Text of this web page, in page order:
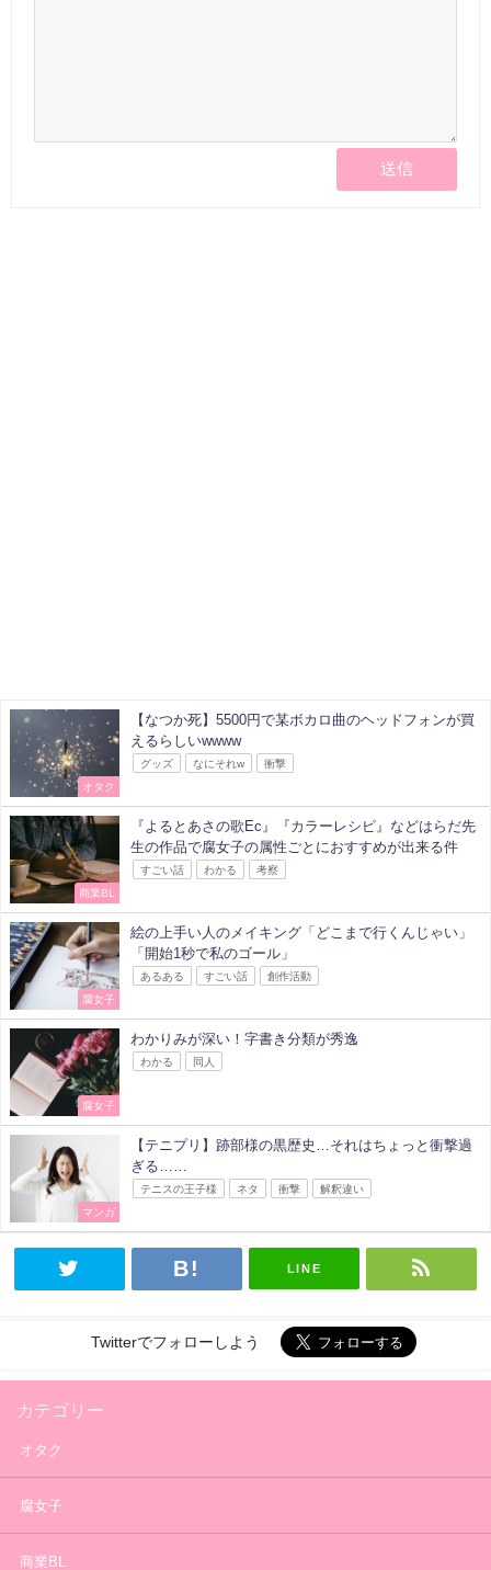
オタク
【なつか死】5500円で某ボカロ曲のヘッドフォンが買
えるらしいwwww
グッズ なにそれw 衝撃
商業BL
『よるとあさの歌Ec』『カラーレシピ』などはらだ先
生の作品で腐女子の属性ごとにおすすめが出来る件
すごい話 わかる 考察
腐女子
絵の上手い人のメイキング「どこまで行くんじゃい」
「開始1秒で私のゴール」
あるある すごい話 創作活動
腐女子
わかりみが深い！字書き分類が秀逸
わかる 同人
マンガ
【テニプリ】跡部様の黒歴史…それはちょっと衝撃過
ぎる……
テニスの王子様 ネタ 衝撃 解釈違い
LINE
Twitterでフォローしよう
カテゴリー
オタク
腐女子
商業BL